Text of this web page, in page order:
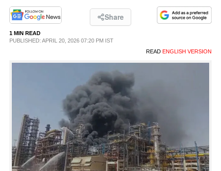
LIFESTYLE
ART
ASTRO
Share
1 MIN READ
PUBLISHED: APRIL 20, 2026 07:20 PM IST
READ ENGLISH VERSION